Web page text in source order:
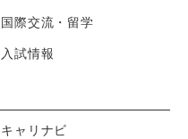
国際交流・留学
入試情報
キャリナビ